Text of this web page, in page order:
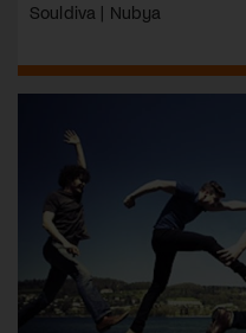
Souldiva | Nubya